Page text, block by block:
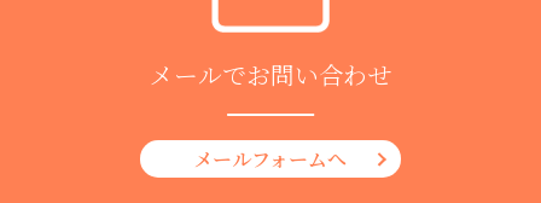
メールでお問い合わせ
メールフォームへ